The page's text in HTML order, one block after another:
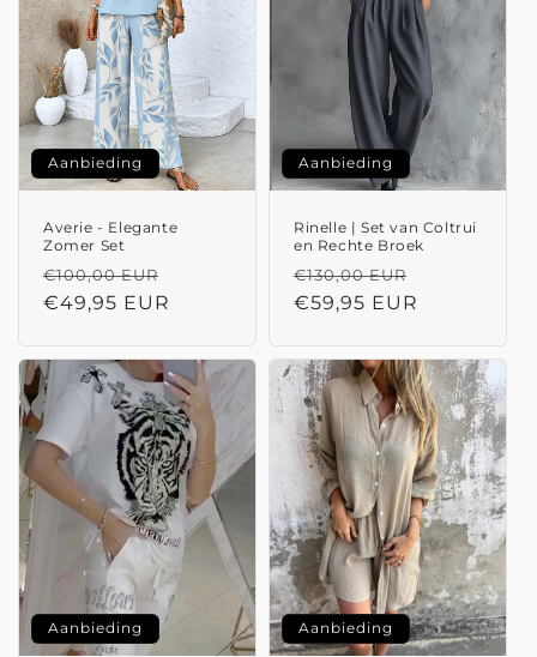
Aanbieding
Averie - Elegante
Zomer Set
Normale
prijs
€100,00 EUR
Aanbiedingsprijs
€49,95 EUR
Aanbieding
Rinelle | Set van Coltrui
en Rechte Broek
Normale
prijs
€130,00 EUR
€59,95 EUR
Aanbieding Aanbieding